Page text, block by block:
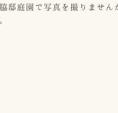
邸庭園で写真を撮りませ